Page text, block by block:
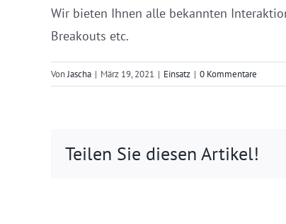
Wir bieten Ihnen alle bekannten
Breakouts etc.
VonJascha | März 19, 2021 | Einsatz | 0 Kommentare
Teilen Sie diesen Artikel!